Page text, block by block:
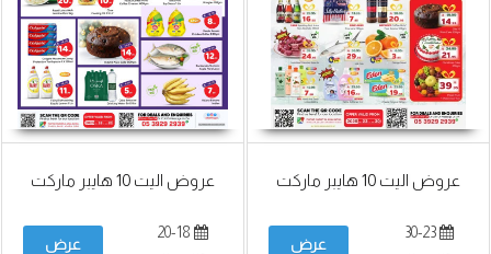
عروض اليت 10 هايبر ماركت
30-23
عرض
عروض اليت 10 هايبر ماركت
20-18
عرض